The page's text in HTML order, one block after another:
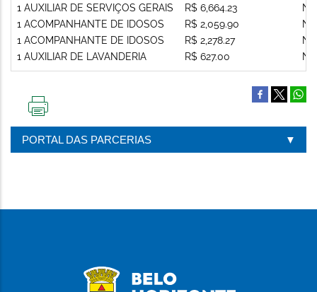
1 AUXILIAR DE SERVIÇOS GERAIS
1 ACOMPANHANTE DE IDOSOS
1 ACOMPANHANTE DE IDOSOS
1 AUXILIAR DE LAVANDERIA
R$ 6,664.23
R$ 2,059.90
R$ 2,278.27
R$ 627.00
PÁGINA
PORTAL DAS PARCERIAS